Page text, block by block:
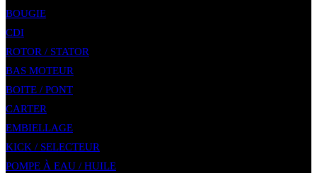
BOUGIE
CDI
ROTOR / STATOR
BAS MOTEUR
BOITE / PONT
CARTER
EMBIELLAGE
KICK / SELECTEUR
POMPE À EAU / HUILE